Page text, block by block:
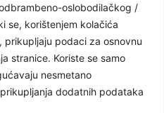
oslobodilačkog /
se, korištenjem kolačića
podaci za osnovnu
stranice. Koriste se samo
nesmetano
dodatnih podataka